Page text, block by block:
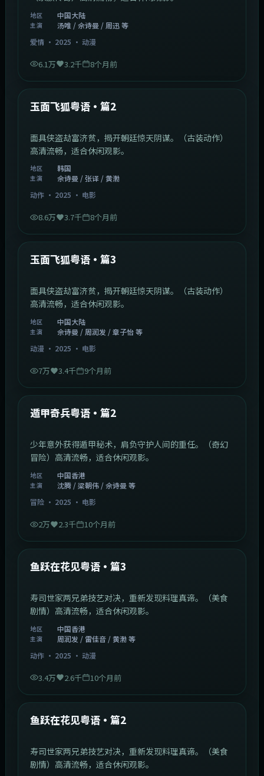
地区 中国大陆
主演
汤唯 / 佘诗曼 / 周迅 等
爱情· 2025 · 动漫
6.1万 3.2千 8个月前
最新
玉面飞狐粤语·篇2
面具侠盗劫富济贫，揭开朝廷惊天阴谋。（古装动作）
高清流畅，适合休闲观影。
地区 韩国
主演
佘诗曼 / 张译 / 黄渤
动作· 2025 · 电影
8.6万 3.7千 8个月前
最新
玉面飞狐粤语·篇3
面具侠盗劫富济贫，揭开朝廷惊天阴谋。（古装动作）
高清流畅，适合休闲观影。
地区 中国大陆
主演
佘诗曼 / 周润发 / 章子怡 等
动漫 · 2025 · 电影
7万 3.4千 9个月前
最新
遁甲奇兵粤语·篇2
少年意外获得遁甲秘术，肩负守护人间的重任。（奇幻
冒险）高清流畅，适合休闲观影。
地区 中国香港
主演
沈腾 / 梁朝伟 / 佘诗曼 等
冒险· 2025 · 电影
2万 2.3千 10个月前
最新
鱼跃在花见粤语·篇3
寿司世家两兄弟技艺对决，重新发现料理真谛。（美食
剧情）高清流畅，适合休闲观影。
地区 中国香港
主演
周润发 / 雷佳音 / 黄渤 等
动作· 2025 · 动漫
3.4万 2.6千 10个月前
最新
鱼跃在花见粤语·篇2
寿司世家两兄弟技艺对决，重新发现料理真谛。（美食
剧情）高清流畅，适合休闲观影。